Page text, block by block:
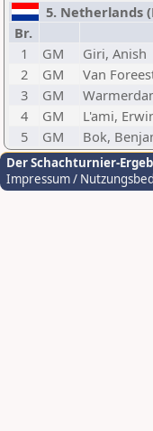
5. Netherlands
Br.
1
GM Giri, Anish
2
GM Van
3
GM
4
GM L'ami,
5
GM Bok,
Der Schachturnier-
Impressum /